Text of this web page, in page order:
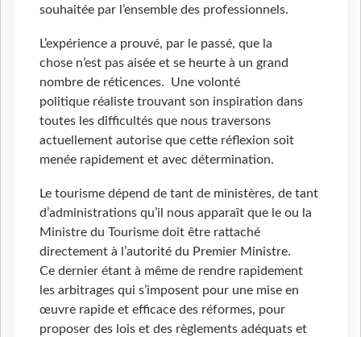
souhaitée par l’ensemble des professionnels.
L’expérience a prouvé, par le passé, que la
chose n’est pas aisée et se heurte à un grand
nombre de réticences. Une volonté
politique réaliste trouvant son inspiration dans
toutes les difficultés que nous traversons
actuellement autorise que cette réflexion soit
menée rapidement et avec détermination.
Le tourisme dépend de tant de ministères, de tant
d’administrations qu’il nous apparaît que le ou la
Ministre du Tourisme doit être rattaché
directement à l’autorité du Premier Ministre.
Ce dernier étant à même de rendre rapidement
les arbitrages qui s’imposent pour une mise en
œuvre rapide et efficace des réformes, pour
proposer des lois et des règlements adéquats et